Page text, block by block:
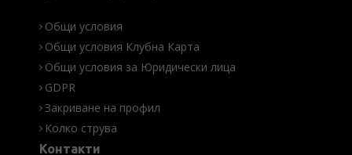
Общи условия
Общи условия Клубна Карта
Общи условия за Юридически лица
GDPR
Закриване на профил
Колко струва
Контакти